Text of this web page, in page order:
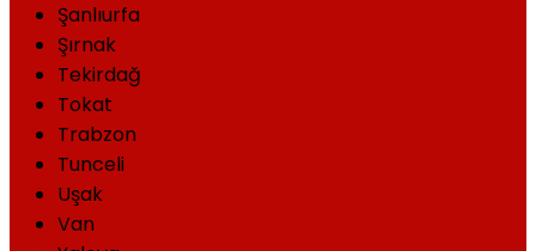
Şanlıurfa
Şırnak
Tekirdağ
Tokat
Trabzon
Tunceli
Uşak
Van